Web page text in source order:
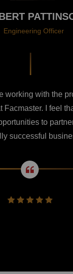
Engineering Officer
working with the
Facmaster. I feel
to
successful